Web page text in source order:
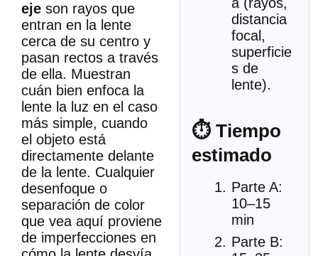
distancia
focal,
superficie
s de
lente).
⏱ Tiempo
estimado
Parte A:
10–15
min
Parte B:
eje son rayos que
entran en la lente
cerca de su centro y
pasan rectos a través
de ella. Muestran
cuán bien enfoca la
lente la luz en el caso
más simple, cuando
el objeto está
directamente delante
de la lente. Cualquier
desenfoque o
separación de color
que vea aquí proviene
de imperfecciones en